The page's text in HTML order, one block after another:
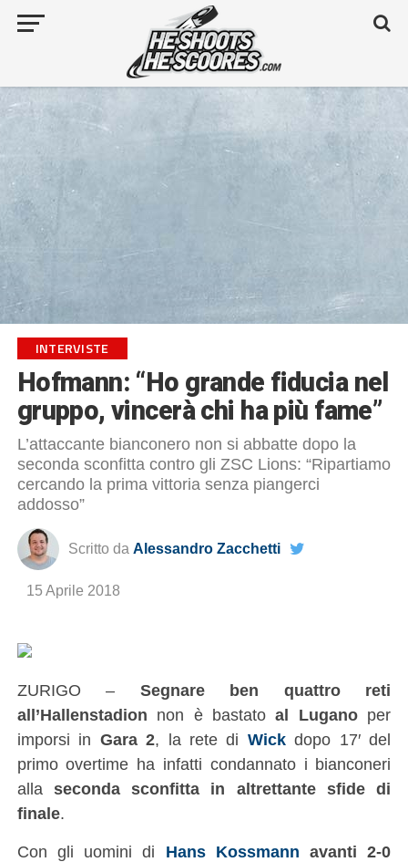
INTERVISTE
Hofmann: “Ho grande fiducia nel
gruppo, vincerà chi ha più fame”
L’attaccante bianconero non si abbatte dopo la
seconda sconfitta contro gli ZSC Lions: “Ripartiamo
cercando la prima vittoria senza piangerci
addosso”
Scritto da Alessandro Zacchetti
15 Aprile 2018
ZURIGO – Segnare ben quattro reti
all’Hallenstadion non è bastatoal Luganoper
imporsi in Gara 2, la rete di Wickdopo 17′ del
primo overtime ha infatti condannato i bianconeri
alla seconda sconfitta in altrettante sfide di
finale.
Con gli uomini di Hans Kossmann avanti 2-0